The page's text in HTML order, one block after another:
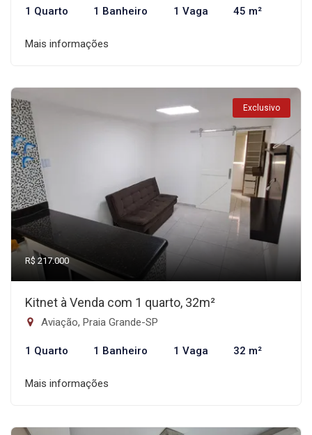
1 Quarto 1 Banheiro 1 Vaga 45 m²
Mais informações
Exclusivo
R$ 217.000
Kitnet à Venda com 1 quarto, 32m²
Aviação, Praia Grande-SP
1 Quarto 1 Banheiro 1 Vaga 32 m²
Mais informações